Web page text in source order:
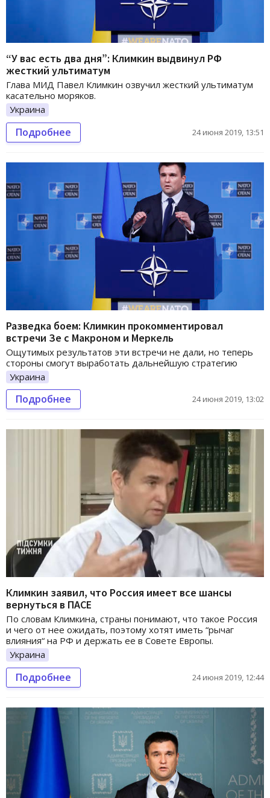
“У вас есть два дня”: Климкин выдвинул РФ
жесткий ультиматум
Глава МИД Павел Климкин озвучил жесткий ультиматум
касательно моряков.
Украина
Подробнее 24 июня 2019, 13:51
Разведка боем: Климкин прокомментировал
встречи Зе с Макроном и Меркель
Ощутимых результатов эти встречи не дали, но теперь
стороны смогут выработать дальнейшую стратегию
Украина
Подробнее 24 июня 2019, 13:02
Климкин заявил, что Россия имеет все шансы
вернуться в ПАСЕ
По словам Климкина, страны понимают, что такое Россия
и чего от нее ожидать, поэтому хотят иметь “рычаг
влияния“ на РФ и держать ее в Совете Европы.
Украина
Подробнее 24 июня 2019, 12:44